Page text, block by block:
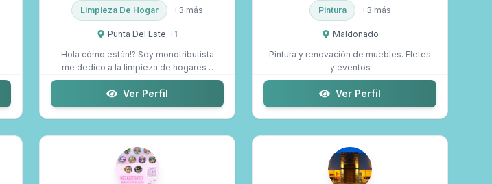
Limpieza De Hogar +3 más
Punta Del Este +1
Hola cómo están!? Soy monotributista
me dedico a la limpieza de hogares y
cuidad...
Ver Perfil
Pintura +3 más
Maldonado
Pintura y renovación de muebles. Fletes
y eventos
Ver Perfil